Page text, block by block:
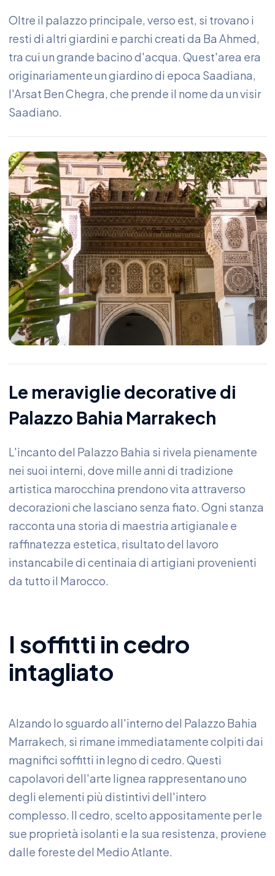
Oltre il palazzo principale, verso est, si trovano i
resti di altri giardini e parchi creati da Ba Ahmed,
tra cui un grande bacino d'acqua. Quest'area era
originariamente un giardino di epoca Saadiana,
l'Arsat Ben Chegra, che prende il nome da un visir
Saadiano.
Le meraviglie decorative di
Palazzo Bahia Marrakech
L'incanto del Palazzo Bahia si rivela pienamente
nei suoi interni, dove mille anni di tradizione
artistica marocchina prendono vita attraverso
decorazioni che lasciano senza fiato. Ogni stanza
racconta una storia di maestria artigianale e
raffinatezza estetica, risultato del lavoro
instancabile di centinaia di artigiani provenienti
da tutto il Marocco.
I soffitti in cedro
intagliato
Alzando lo sguardo all'interno del Palazzo Bahia
Marrakech, si rimane immediatamente colpiti dai
magnifici soffitti in legno di cedro. Questi
capolavori dell'arte lignea rappresentano uno
degli elementi più distintivi dell'intero
complesso. Il cedro, scelto appositamente per le
sue proprietà isolanti e la sua resistenza, proviene
dalle foreste del Medio Atlante.